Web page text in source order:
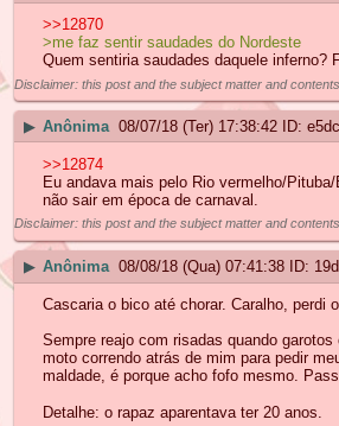
>>12870
>me faz sentir saudades do Nordeste
Quem sentiria saudades daquele inferno?
Disclaimer: this post and the subject matter and
▶ Anônima 08/07/18 (Ter) 17:38:42
>>12874
Eu andava mais pelo Rio vermelho/
não sair em época de carnaval.
Disclaimer: this post and the subject matter and
▶ Anônima 08/08/18 (Qua) 07:41:38
Cascaria o bico até chorar. Caralho, perdi
Sempre reajo com risadas quando
moto correndo atrás de mim para pedir
maldade, é porque acho fofo mesmo.
Detalhe: o rapaz aparentava ter 20 anos.